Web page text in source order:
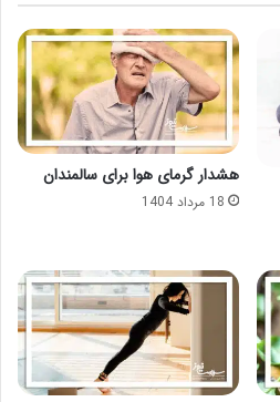
هشدار گرمای هوا برای سالمندان
18 مرداد 1404